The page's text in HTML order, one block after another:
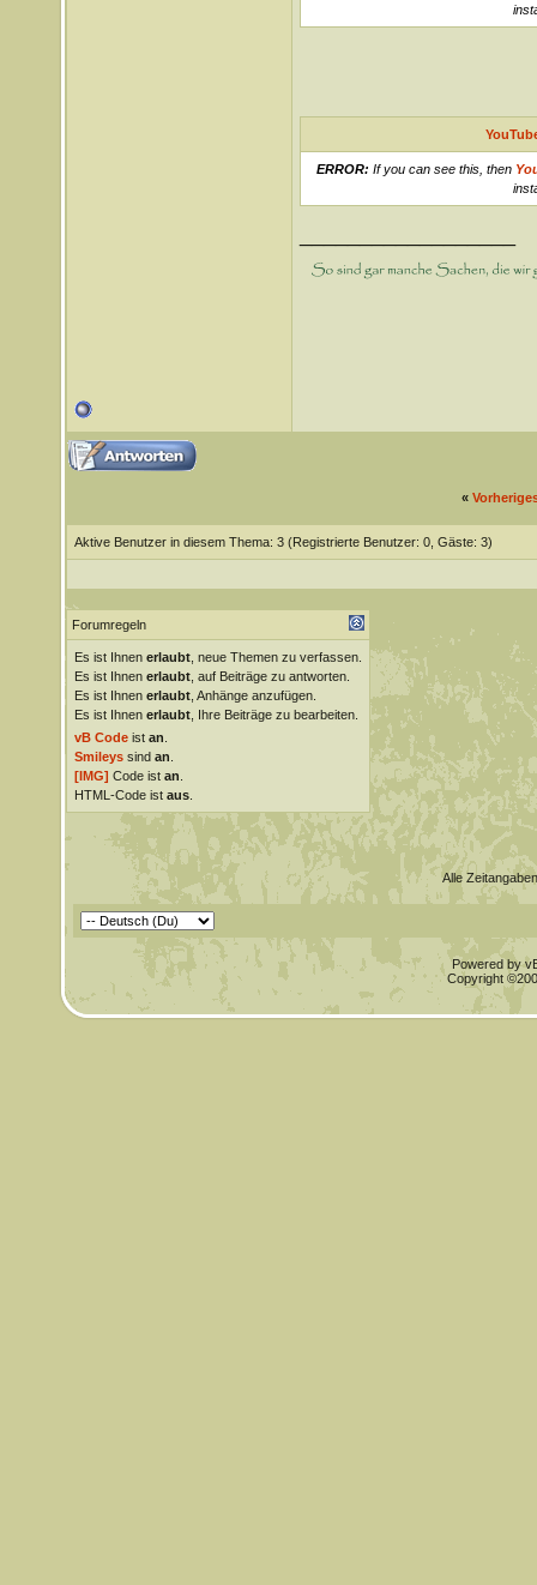
ERROR: If you can see this, then
«
Aktive Benutzer in diesem Thema: 3 (Registrierte Benutzer: 0, Gäste: 3)
Forumregeln
Es ist Ihnen erlaubt, neue Themen zu verfassen.
Es ist Ihnen erlaubt, auf Beiträge zu antworten.
Es ist Ihnen erlaubt, Anhänge anzufügen.
Es ist Ihnen erlaubt, Ihre Beiträge zu bearbeiten.
vB Codeist an
Smileyssind an
[IMG] Code ist an
HTML-Code ist aus.
Alle
Powered by
Copyright